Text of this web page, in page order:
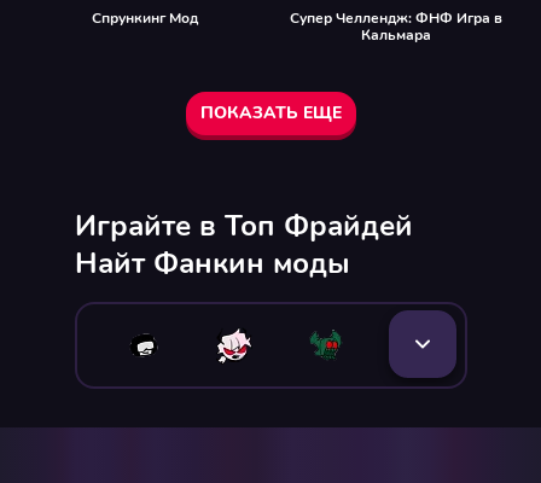
Спрункинг Мод
Супер Челлендж: ФНФ Игра в
Кальмара
ПОКАЗАТЬ ЕЩЕ
Играйте в Топ Фрайдей
Найт Фанкин моды